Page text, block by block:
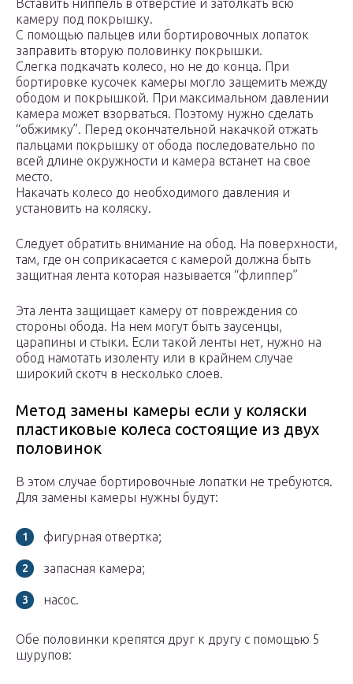
Вставить ниппель в отверстие и затолкать всю
камеру под покрышку.
С помощью пальцев или бортировочных лопаток
заправить вторую половинку покрышки.
Слегка подкачать колесо, но не до конца. При
бортировке кусочек камеры могло защемить между
ободом и покрышкой. При максимальном давлении
камера может взорваться. Поэтому нужно сделать
“обжимку”. Перед окончательной накачкой отжать
пальцами покрышку от обода последовательно по
всей длине окружности и камера встанет на свое
место.
Накачать колесо до необходимого давления и
установить на коляску.
Следует обратить внимание на обод. На поверхности,
там, где он соприкасается с камерой должна быть
защитная лента которая называется “флиппер”
Эта лента защищает камеру от повреждения со
стороны обода. На нем могут быть заусенцы,
царапины и стыки. Если такой ленты нет, нужно на
обод намотать изоленту или в крайнем случае
широкий скотч в несколько слоев.
Метод замены камеры если у коляски
пластиковые колеса состоящие из двух
половинок
В этом случае бортировочные лопатки не требуются.
Для замены камеры нужны будут:
фигурная отвертка;
запасная камера;
насос.
Обе половинки крепятся друг к другу с помощью 5
шурупов: